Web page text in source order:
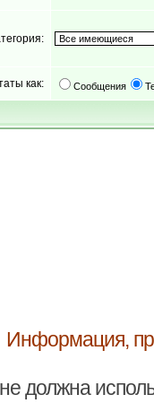
как: Сообщения
Информация,
не должна